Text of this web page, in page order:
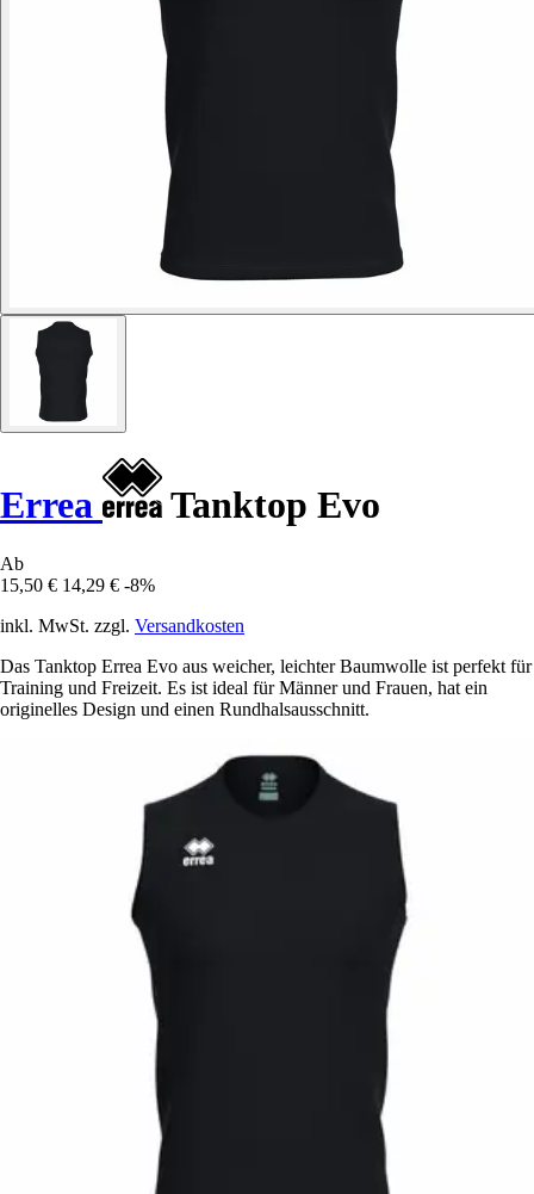
Errea Tanktop Evo
Ab
15,50 € 14,29 € -8%
inkl. MwSt. zzgl. Versandkosten
Das Tanktop Errea Evo aus weicher, leichter Baumwolle ist perfekt für
Training und Freizeit. Es ist ideal für Männer und Frauen, hat ein
originelles Design und einen Rundhalsausschnitt.